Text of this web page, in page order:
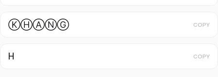
ⓀⒽⒶⓃⒼ COPY
H COPY